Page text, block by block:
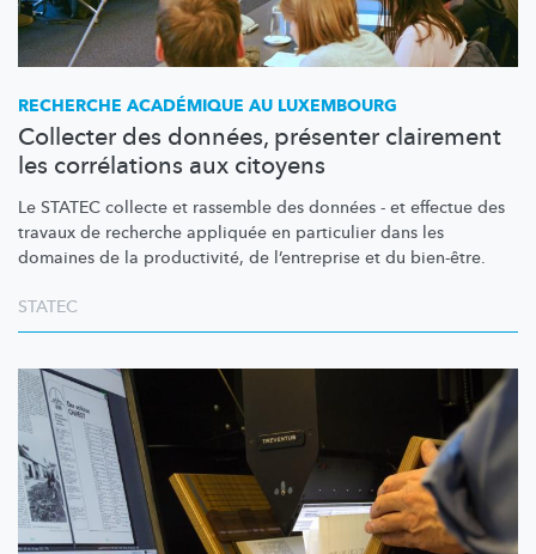
RECHERCHE ACADÉMIQUE AU LUXEMBOURG
Collecter des données, présenter clairement
les corrélations aux citoyens
Le STATEC collecte et rassemble des données - et effectue des
travaux de recherche appliquée en particulier dans les
domaines de la productivité, de l’entreprise et du bien-être.
STATEC